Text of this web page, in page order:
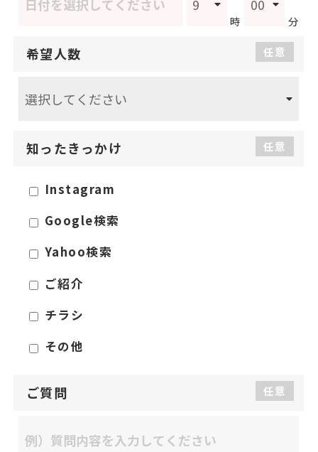
時 分
希望人数 任意
知ったきっかけ 任意
Instagram
Google検索
Yahoo検索
ご紹介
チラシ
その他
ご質問 任意